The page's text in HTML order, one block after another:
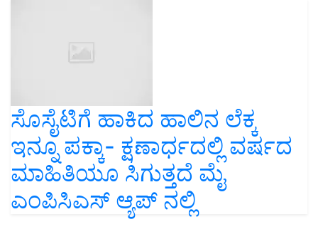
ಸೊಸೈಟಿಗೆ ಹಾಕಿದ ಹಾಲಿನ ಲೆಕ್ಕ
ಇನ್ನೂ ಪಕ್ಕಾ- ಕ್ಷಣಾರ್ಧದಲ್ಲಿ ವರ್ಷದ
ಮಾಹಿತಿಯೂ ಸಿಗುತ್ತದೆ ಮೈ
ಎಂಪಿಸಿಎಸ್ ಆ್ಯಪ್ ನಲ್ಲಿ